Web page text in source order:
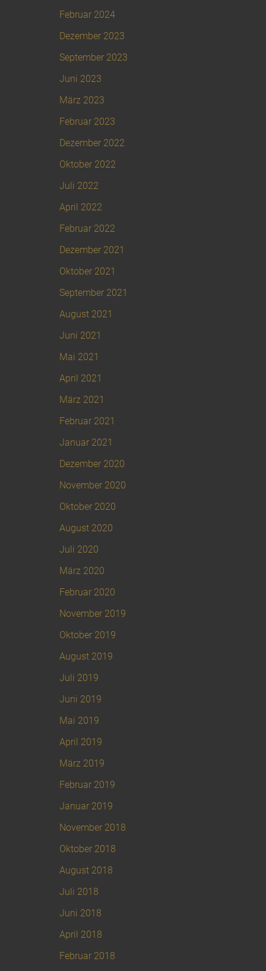
Februar 2024
Dezember 2023
September 2023
Juni 2023
März 2023
Februar 2023
Dezember 2022
Oktober 2022
Juli 2022
April 2022
Februar 2022
Dezember 2021
Oktober 2021
September 2021
August 2021
Juni 2021
Mai 2021
April 2021
März 2021
Februar 2021
Januar 2021
Dezember 2020
November 2020
Oktober 2020
August 2020
Juli 2020
März 2020
Februar 2020
November 2019
Oktober 2019
August 2019
Juli 2019
Juni 2019
Mai 2019
April 2019
März 2019
Februar 2019
Januar 2019
November 2018
Oktober 2018
August 2018
Juli 2018
Juni 2018
April 2018
Februar 2018